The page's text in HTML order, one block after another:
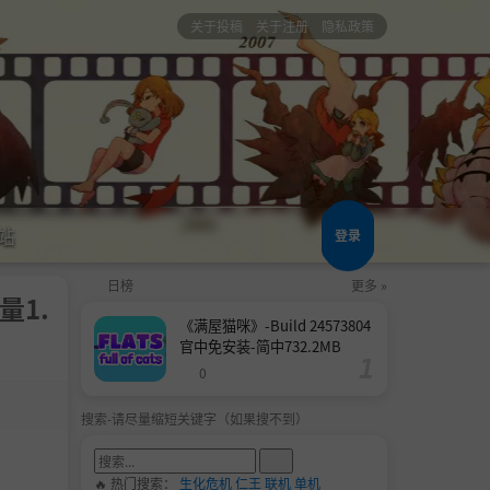
关于投稿 关于注册 隐私政策
登录
1.
日榜 更多 »
《满屋猫咪》-Build 24573804
官中免安装-简中732.2MB
0
搜索-请尽量缩短关键字（如果搜不到）
🔥 热门搜索： 生化危机仁王 联机单机